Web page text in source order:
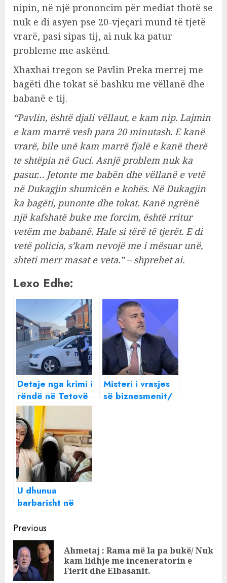
nipin, në një prononcim për mediat thotë se
nuk e di asyen pse 20-vjeçari mund të tjetë
vrarë, pasi sipas tij, ai nuk ka patur
probleme me askënd.
Xhaxhai tregon se Pavlin Preka merrej me
bagëti dhe tokat së bashku me vëllanë dhe
babanë e tij.
“Pavlin, është djali vëllaut, e kam nip. Lajmin
e kam marrë vesh para 20 minutash. E kanë
vrarë, bile unë kam marrë fjalë e kanë therë
te shtëpia në Guci. Asnjë problem nuk ka
pasur… Jetonte me babën dhe vëllanë e vetë
në Dukagjin shumicën e kohës. Në Dukagjin
ka bagëti, punonte dhe tokat. Kanë ngrënë
një kafshatë buke me forcim, është rritur
vetëm me babanë. Hale si tërë të tjerët. E di
vetë policia, s’kam nevojë me i mësuar unë,
shteti merr masat e veta.” – shprehet ai.
Lexo Edhe:
Detaje nga krimi i
rëndë në Tetovë
/ 60-vjeçari vrau
djalin e xhaxhait
me nusen pas
sherrit për
parkimin, i
plagosur rëndë
djali
Misteri i vrasjes
së biznesmenit/
U dhunua
barbarisht në
shoqëron gjashtë
persona për
vdekjen e 22
vjeçare keniane,
mes tyre dhe
Continue
Reading
Previous
Ahmetaj : Rama më la pa bukë/ Nuk
kam lidhje me inceneratorin e
Fierit dhe Elbasanit.